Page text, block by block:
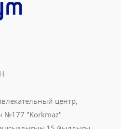
1,7lt. Korkmaz Inoxa
центр,
№177 "Korkmaz"